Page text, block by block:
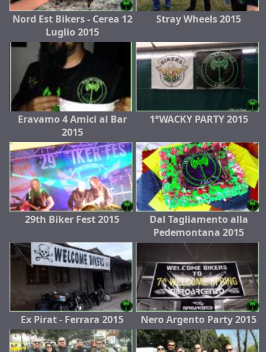
Nord Est Bikers - Cerea 12
Luglio 2015
Stray Wheels 2015
Eravamo 4 Amici al Bar
2015
1°WACKY PARTY 2015
29th Biker Fest 2015
Dal Tagliamento alla
Pedemontana 2015
Ex Pirat - Ferrara 2015 Nero Argento Party 2015